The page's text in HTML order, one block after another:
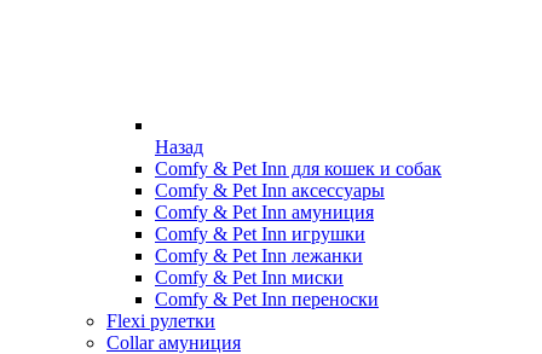
Назад
Comfy & Pet Inn для кошек и собак
Comfy & Pet Inn аксессуары
Comfy & Pet Inn амуниция
Comfy & Pet Inn игрушки
Comfy & Pet Inn лежанки
Comfy & Pet Inn миски
Comfy & Pet Inn переноски
Flexi рулетки
Collar амуниция